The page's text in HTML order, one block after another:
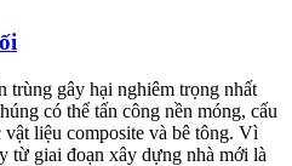
gây hại nghiêm trọng nhất
có thể tấn công nền móng, cấu
liệu composite và bê tông. Vì
từ giai đoạn xây dựng nhà mới là